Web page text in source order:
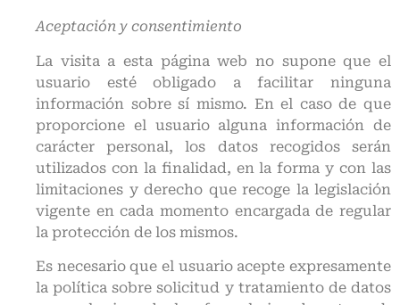
Aceptación y consentimiento
La visita a esta página web no supone que el
usuario esté obligado a facilitar ninguna
información sobre sí mismo. En el caso de que
proporcione el usuario alguna información de
carácter personal, los datos recogidos serán
utilizados con la finalidad, en la forma y con las
limitaciones y derecho que recoge la legislación
vigente en cada momento encargada de regular
la protección de los mismos.
Es necesario que el usuario acepte expresamente
la política sobre solicitud y tratamiento de datos